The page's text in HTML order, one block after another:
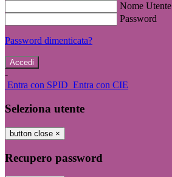
Nome Utente
Password
Password dimenticata?
-
Entra con SPID Entra con CIE
Seleziona utente
button close ×
Recupero password